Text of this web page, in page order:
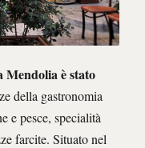
è stato
della gastronomia
e pesce, specialità
farcite. Situato nel